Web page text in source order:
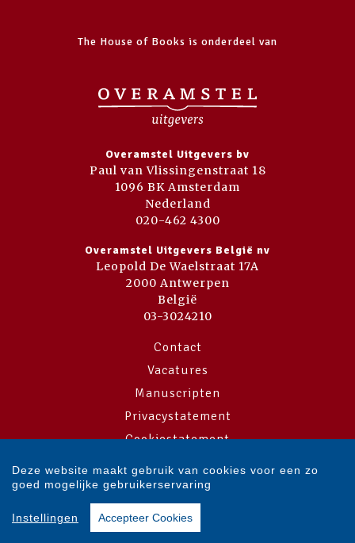
The House of Books is onderdeel van
Overamstel Uitgevers bv
Paul van Vlissingenstraat 18
1096 BK Amsterdam
Nederland
020-462 4300
Overamstel Uitgevers België nv
Leopold De Waelstraat 17A
2000 Antwerpen
België
03-3024210
Contact
Vacatures
Manuscripten
Privacystatement
Cookiestatement
Cookie-instellingen
Copyright © 2007-2026 Overamstel Uitgevers - Alle rechten voorbehouden
- Ontwerp door
Deze website maakt gebruik van cookies voor een zo
goed mogelijke gebruikerservaring
Instellingen Accepteer Cookies